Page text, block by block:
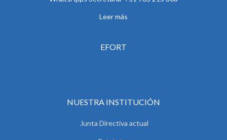
Leer más
EFORT
NUESTRA INSTITUCIÓN
Junta Directiva actual